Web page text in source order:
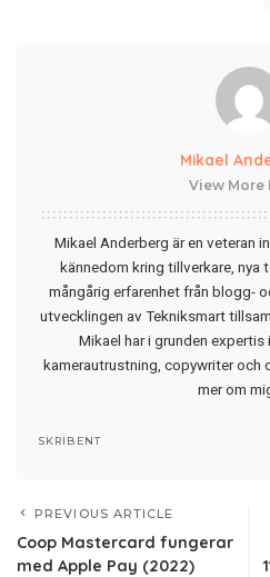
Mikael
View More
Mikael Anderberg är en veteran
kännedom kring tillverkare, nya
mångårig erfarenhet från blogg-
utvecklingen av Tekniksmart
Mikael har i grunden
kamerautrustning, copywriter och
mer om
SKRIBENT
PREVIOUS ARTICLE
Coop Mastercard fungerar
med Apple Pay (2022)